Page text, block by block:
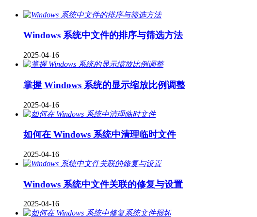
Windows 系统中文件的排序与筛选方法
2025-04-16
掌握 Windows 系统的显示缩放比例调整
2025-04-16
如何在 Windows 系统中清理临时文件
2025-04-16
Windows 系统中文件关联的修复与设置
2025-04-16